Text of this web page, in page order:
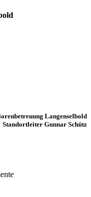
Standortleiter Gunnar Schütz